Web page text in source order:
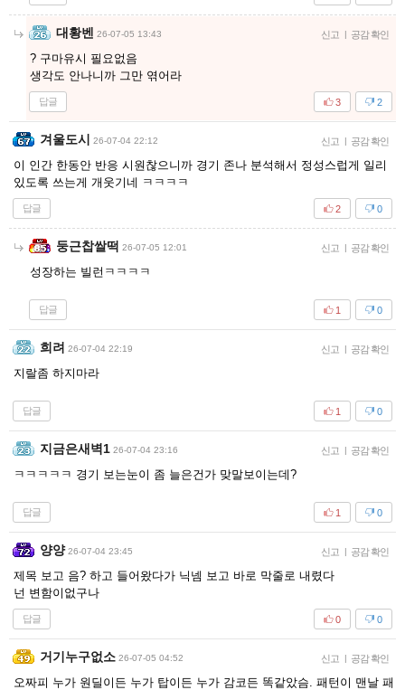
대황벤 26-07-05 13:43 신고 | 공감 확인
? 구마유시 필요없음
생각도 안나니까 그만 엮어라
답글 2
3
겨울도시 26-07-04 22:12 신고 | 공감 확인
이 인간 한동안 반응 시원찮으니까 경기 존나 분석해서 정성스럽게 일리
있도록 쓰는게 개웃기네 ㅋㅋㅋㅋ
답글 0
2
둥근찹쌀떡 26-07-05 12:01 신고 | 공감 확인
성장하는 빌런ㅋㅋㅋㅋ
답글 0
1
희려 26-07-04 22:19 신고 | 공감 확인
지랄좀 하지마라
답글 0
1
지금은새벽1 26-07-04 23:16 신고 | 공감 확인
ㅋㅋㅋㅋㅋ 경기 보는눈이 좀 늘은건가 맞말보이는데?
답글 0
1
양양 26-07-04 23:45 신고 | 공감 확인
제목 보고 음? 하고 들어왔다가 닉넴 보고 바로 막줄로 내렸다
넌 변함이없구나
답글 0
0
거기누구없소 26-07-05 04:52 신고 | 공감 확인
오짜피 누가 원딜이든 누가 탑이든 누가 감코든 똑같았슴. 패턴이 맨날 패